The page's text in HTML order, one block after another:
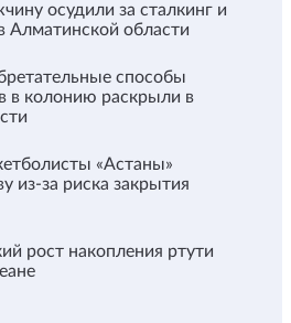
осудили за сталкинг и
Алматинской области
способы
в колонию раскрыли в
«Астаны»
из-за риска закрытия
рост накопления ртути